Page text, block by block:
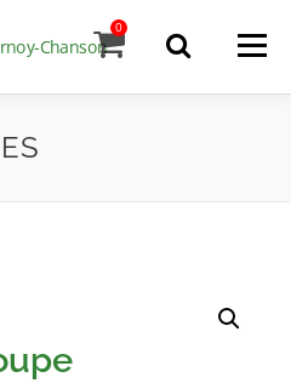
Menu
0